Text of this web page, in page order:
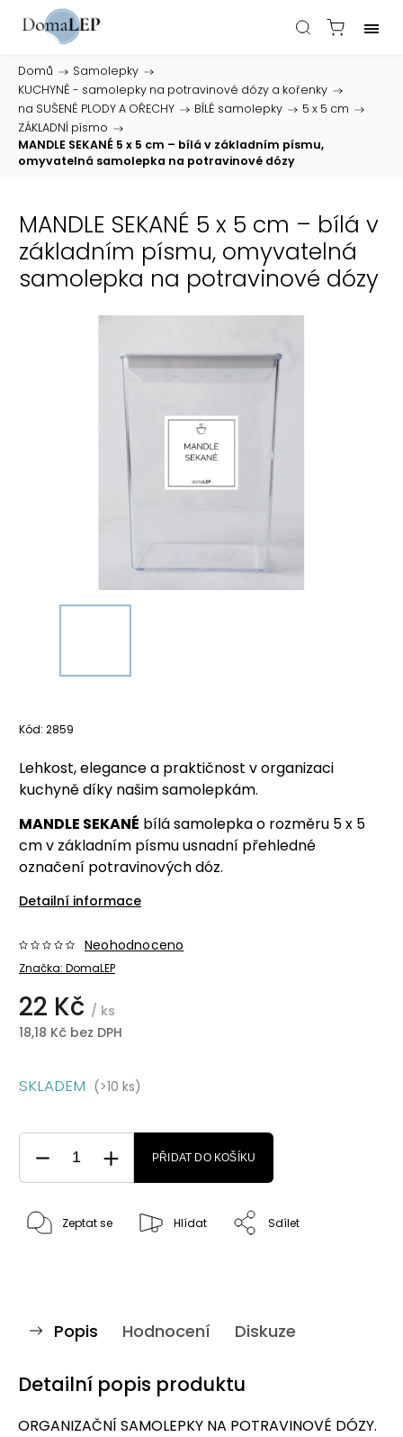
Domů / Samolepky /
KUCHYNĚ - samolepky na potravinové dózy a kořenky /
na SUŠENÉ PLODY A OŘECHY / BÍLÉ samolepky / 5 x 5 cm /
ZÁKLADNÍ písmo /
MANDLE SEKANÉ 5 x 5 cm – bílá v základním písmu,
omyvatelná samolepka na potravinové dózy
MANDLE SEKANÉ 5 x 5 cm – bílá v
základním písmu, omyvatelná
samolepka na potravinové dózy
Kód: 2859
Lehkost, elegance a praktičnost v organizaci
kuchyně díky našim samolepkám.
MANDLE SEKANÉ bílá samolepka o rozměru 5 x 5
cm v základním písmu usnadní přehledné
označení potravinových dóz.
Detailní informace
Značka: DomaLEP
Neohodnoceno
22 Kč / ks
18,18 Kč bez DPH
SKLADEM (>10 ks)
PŘIDAT DO KOŠÍKU
Zeptat se Hlídat Sdílet
Popis Hodnocení Diskuze
Detailní popis produktu
ORGANIZAČNÍ SAMOLEPKY NA POTRAVINOVÉ DÓZY.